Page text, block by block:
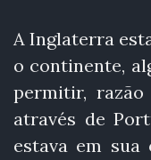
A Inglaterra
o continente,
permitir,
através de
estava em